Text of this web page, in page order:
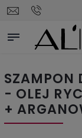
SZAMPON
- OLEJ
+